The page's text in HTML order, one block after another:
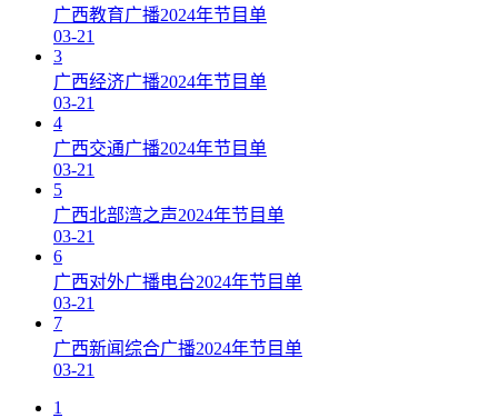
广西教育广播2024年节目单
03-21
3
广西经济广播2024年节目单
03-21
4
广西交通广播2024年节目单
03-21
5
广西北部湾之声2024年节目单
03-21
6
广西对外广播电台2024年节目单
03-21
7
广西新闻综合广播2024年节目单
03-21
1